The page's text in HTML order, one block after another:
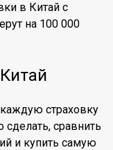
в Китай с
на 100 000
страховку
сравнить
и купить самую